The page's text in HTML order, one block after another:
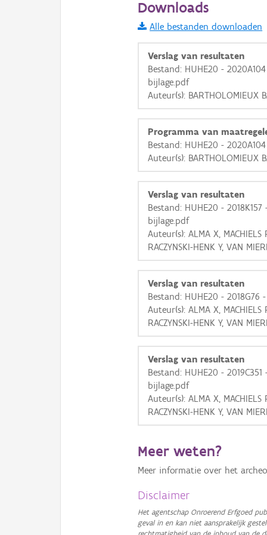
Informatie Vlaanderen
i
+
Basis Lagen
OSM-Basiskaart
Ortho
GRB-Basiskaart
Downloads
Alle bestanden downloaden
Verslag van resultaten
Bestand: HUHE20 -
bijlage.pdf
Auteur(s): BARTHOLOMIEUX
Programma van
Bestand: HUHE20 -
Auteur(s): BARTHOLOMIEUX
Verslag van resultaten
Bestand: HUHE20 -
bijlage.pdf
Auteur(s): ALMA X, MACHIELS
RACZYNSKI-HENK Y, VAN
Verslag van resultaten
Bestand: HUHE20 - 2018G76
Auteur(s): ALMA X, MACHIELS
RACZYNSKI-HENK Y, VAN
Verslag van resultaten
Bestand: HUHE20 -
bijlage.pdf
Auteur(s): ALMA X, MACHIELS
RACZYNSKI-HENK Y, VAN
Meer weten?
Meer informatie over het
Disclaimer
Het agentschap Onroerend Erfgoed
geval in en kan niet aansprakelijk